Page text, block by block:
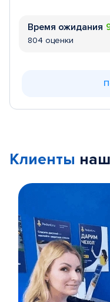
Время ожидания
804 оценки
Клиенты